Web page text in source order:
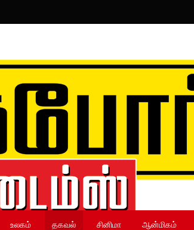
உலகம் தகவல் சினிமா ஆன்மிகம்